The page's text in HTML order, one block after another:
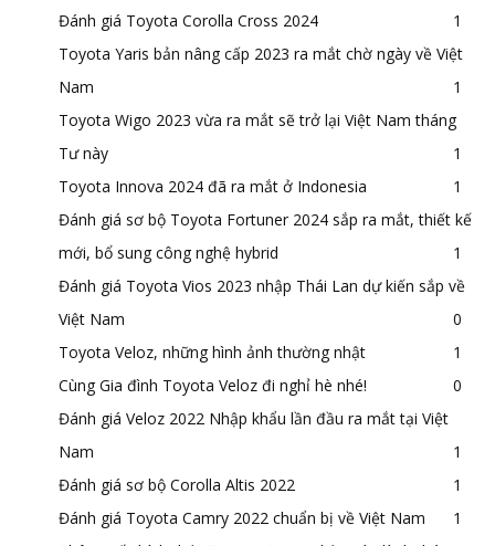
Đánh giá Toyota Corolla Cross 2024
1
Toyota Yaris bản nâng cấp 2023 ra mắt chờ ngày về Việt
Nam
1
Toyota Wigo 2023 vừa ra mắt sẽ trở lại Việt Nam tháng
Tư này
1
Toyota Innova 2024 đã ra mắt ở Indonesia
1
Đánh giá sơ bộ Toyota Fortuner 2024 sắp ra mắt, thiết kế
mới, bổ sung công nghệ hybrid
1
Đánh giá Toyota Vios 2023 nhập Thái Lan dự kiến sắp về
Việt Nam
0
Toyota Veloz, những hình ảnh thường nhật
1
Cùng Gia đình Toyota Veloz đi nghỉ hè nhé!
0
Đánh giá Veloz 2022 Nhập khẩu lần đầu ra mắt tại Việt
Nam
1
Đánh giá sơ bộ Corolla Altis 2022
1
Đánh giá Toyota Camry 2022 chuẩn bị về Việt Nam
1